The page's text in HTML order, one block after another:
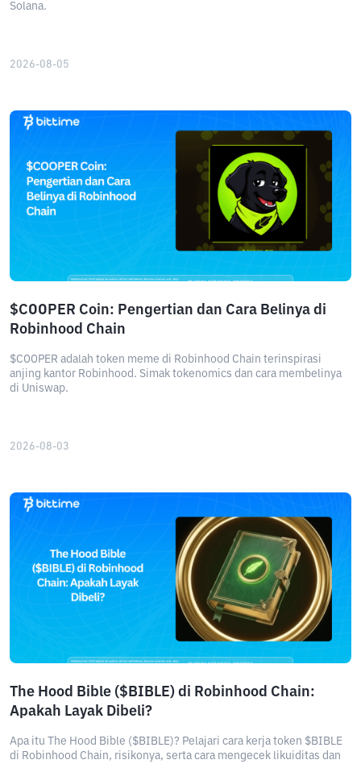
Solana.
2026-08-05
$COOPER Coin: Pengertian dan Cara Belinya di
Robinhood Chain
$COOPER adalah token meme di Robinhood Chain terinspirasi
anjing kantor Robinhood. Simak tokenomics dan cara membelinya
di Uniswap.
2026-08-03
The Hood Bible ($BIBLE) di Robinhood Chain:
Apakah Layak Dibeli?
Apa itu The Hood Bible ($BIBLE)? Pelajari cara kerja token $BIBLE
di Robinhood Chain, risikonya, serta cara mengecek likuiditas dan